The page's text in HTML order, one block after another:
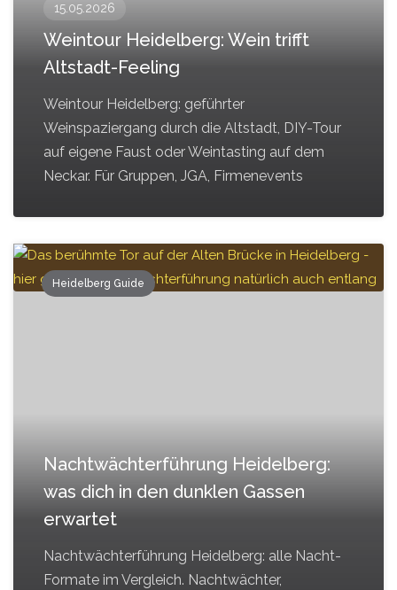
15.05.2026
Weintour Heidelberg: Wein trifft
Altstadt-Feeling
Weintour Heidelberg: geführter
Weinspaziergang durch die Altstadt, DIY-Tour
auf eigene Faust oder Weintasting auf dem
Neckar. Für Gruppen, JGA, Firmenevents
Heidelberg Guide
Nachtwächterführung Heidelberg:
was dich in den dunklen Gassen
erwartet
Nachtwächterführung Heidelberg: alle Nacht-
Formate im Vergleich. Nachtwächter,